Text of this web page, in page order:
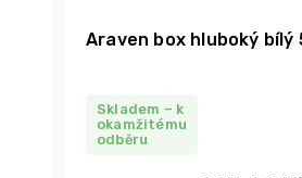
Araven box hluboký bílý
Skladem – k
okamžitému
odběru